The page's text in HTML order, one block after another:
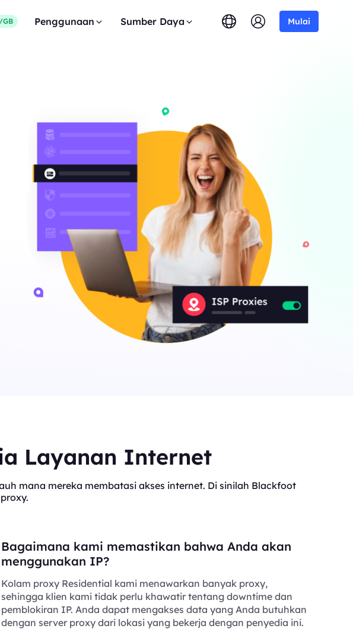
Penggunaan Sumber Daya Mulai
Layanan Internet
mana mereka membatasi akses internet. Di sinilah Blackfoot
Bagaimana kami memastikan bahwa Anda akan
menggunakan IP?
Kolam proxy Residential kami menawarkan banyak proxy,
sehingga klien kami tidak perlu khawatir tentang downtime dan
pemblokiran IP. Anda dapat mengakses data yang Anda butuhkan
dengan server proxy dari lokasi yang bekerja dengan penyedia ini.